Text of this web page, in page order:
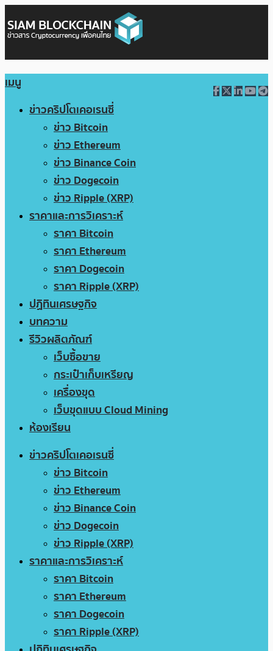
เมนู
ข่าวคริปโตเคอเรนซี่
ข่าว Bitcoin
ข่าว Ethereum
ข่าว Binance Coin
ข่าว Dogecoin
ข่าว Ripple (XRP)
ราคาและการวิเคราะห์
ราคา Bitcoin
ราคา Ethereum
ราคา Dogecoin
ราคา Ripple (XRP)
ปฏิทินเศรษฐกิจ
บทความ
รีวิวผลิตภัณฑ์
เว็บซื้อขาย
กระเป๋าเก็บเหรียญ
เครื่องขุด
เว็บขุดแบบ Cloud Mining
ห้องเรียน
ข่าวคริปโตเคอเรนซี่
ข่าว Bitcoin
ข่าว Ethereum
ข่าว Binance Coin
ข่าว Dogecoin
ข่าว Ripple (XRP)
ราคาและการวิเคราะห์
ราคา Bitcoin
ราคา Ethereum
ราคา Dogecoin
ราคา Ripple (XRP)